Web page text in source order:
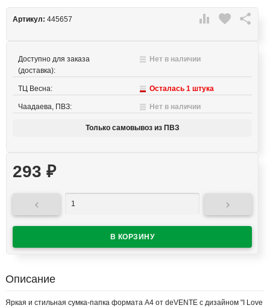
 favorite 
Артикул: 445657
Доступно для заказа
(доставка):
Нет в наличии
ТЦ Весна: Осталась 1 штука
Чаадаева, ПВЗ: Нет в наличии
Только самовывоз из ПВЗ
293 ₽
 
Описание
Яркая и стильная сумка-папка формата А4 от deVENTE с дизайном "I Love